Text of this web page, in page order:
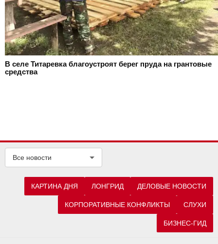
В селе Титаревка благоустроят берег пруда на грантовые
средства
Все новости
КАРТИНА ДНЯ ЛОНГРИД ДЕЛОВЫЕ НОВОСТИ
КОРПОРАТИВНЫЕ КОНФЛИКТЫ СЛУХИ
БИЗНЕС-ГИД